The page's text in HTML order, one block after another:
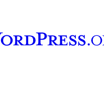
de YouTube
Tumblr account